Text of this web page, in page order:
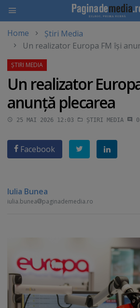
main
Home
Știri Media
Un realizator Europa FM îşi
Un realizator
anunţă plecarea
25 MAI 2026 12:03 ȘTIRI MEDIA 0
Facebook
Iulia Bunea
iulia.bunea paginademedia.ro